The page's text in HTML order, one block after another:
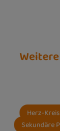
Herz-
Sekundäre